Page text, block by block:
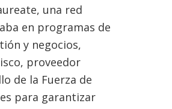
una red
en programas de
y negocios,
proveedor
de la Fuerza de
para garantizar